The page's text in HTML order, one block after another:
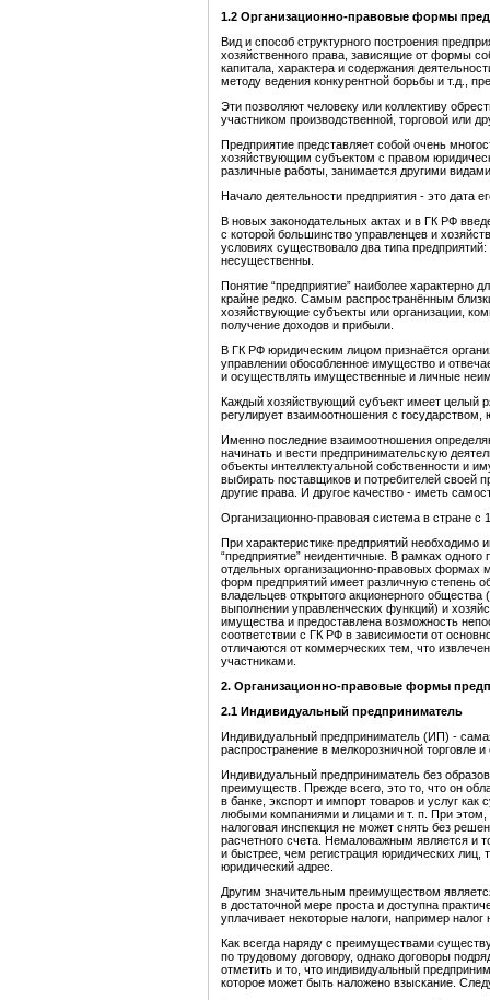
1.2 Организационно-правовые формы
Вид и способ структурного построения
хозяйственного права, зависящие от формы
капитала, характера и содержания
методу ведения конкурентной борьбы и т.д.,
Эти позволяют человеку или коллективу
участником производственной, торговой или
Предприятие представляет собой очень
хозяйствующим субъектом с правом
различные работы, занимается другими
Начало деятельности предприятия - это дата
В новых законодательных актах и в ГК РФ
с которой большинство управленцев и
условиях существовало два типа
несущественны.
Понятие “предприятие” наиболее характерно
крайне редко. Самым распространённым
хозяйствующие субъекты или организации,
получение доходов и прибыли.
В ГК РФ юридическим лицом признаётся
управлении обособленное имущество и
и осуществлять имущественные и личные
Каждый хозяйствующий субъект имеет целый
регулирует взаимоотношения с
Именно последние взаимоотношения
начинать и вести предпринимательскую
объекты интеллектуальной собственности и
выбирать поставщиков и потребителей своей
другие права. И другое качество - иметь
Организационно-правовая система в стране с
При характеристике предприятий необходимо
“предприятие” неидентичные. В рамках
отдельных организационно-правовых формах
форм предприятий имеет различную степень
владельцев открытого акционерного
выполнении управленческих функций) и
имущества и предоставлена возможность
соответствии с ГК РФ в зависимости от
отличаются от коммерческих тем, что
участниками.
2. Организационно-правовые формы
2.1 Индивидуальный предприниматель
Индивидуальный предприниматель (ИП) -
распространение в мелкорозничной торговле и
Индивидуальный предприниматель без
преимуществ. Прежде всего, это то, что он
в банке, экспорт и импорт товаров и услуг
любыми компаниями и лицами и т. п. При этом,
налоговая инспекция не может снять без
расчетного счета. Немаловажным является и
и быстрее, чем регистрация юридических лиц,
юридический адрес.
Другим значительным преимуществом
в достаточной мере проста и доступна
уплачивает некоторые налоги, например
Как всегда наряду с преимуществами
по трудовому договору, однако договоры
отметить и то, что индивидуальный
которое может быть наложено взыскание.